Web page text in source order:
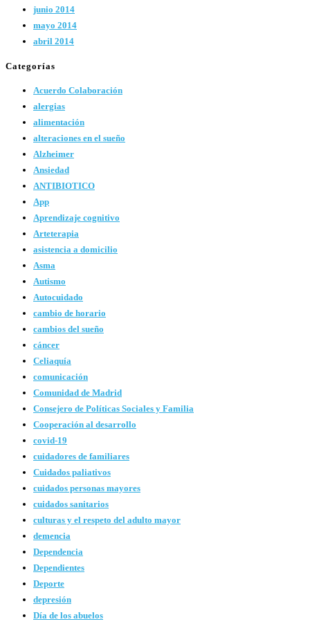
junio 2014
mayo 2014
abril 2014
Categorías
Acuerdo Colaboración
alergias
alimentación
alteraciones en el sueño
Alzheimer
Ansiedad
ANTIBIOTICO
App
Aprendizaje cognitivo
Arteterapia
asistencia a domicilio
Asma
Autismo
Autocuidado
cambio de horario
cambios del sueño
cáncer
Celiaquía
comunicación
Comunidad de Madrid
Consejero de Políticas Sociales y Familia
Cooperación al desarrollo
covid-19
cuidadores de familiares
Cuidados paliativos
cuidados personas mayores
cuidados sanitarios
culturas y el respeto del adulto mayor
demencia
Dependencia
Dependientes
Deporte
depresión
Día de los abuelos